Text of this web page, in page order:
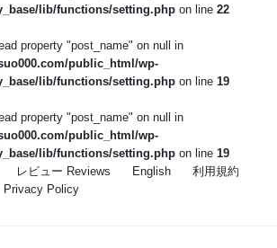
lib/functions/setting.php on line 22
property "post_name" on null in
public_html/wp-
lib/functions/setting.php on line 19
property "post_name" on null in
public_html/wp-
lib/functions/setting.php on line 19
レビュー Reviews English
利用規約
Privacy Policy